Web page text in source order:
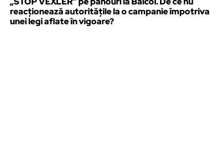
reacționează autoritățile la o campanie împotriva
unei legi aflate în vigoare?